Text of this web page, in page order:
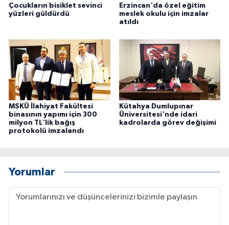
Çocukların bisiklet sevinci
yüzleri güldürdü
Erzincan'da özel eğitim
meslek okulu için imzalar
atıldı
MSKÜ İlahiyat Fakültesi
binasının yapımı için 300
milyon TL'lik bağış
protokolü imzalandı
Kütahya Dumlupınar
Üniversitesi'nde idari
kadrolarda görev değişimi
Yorumlar